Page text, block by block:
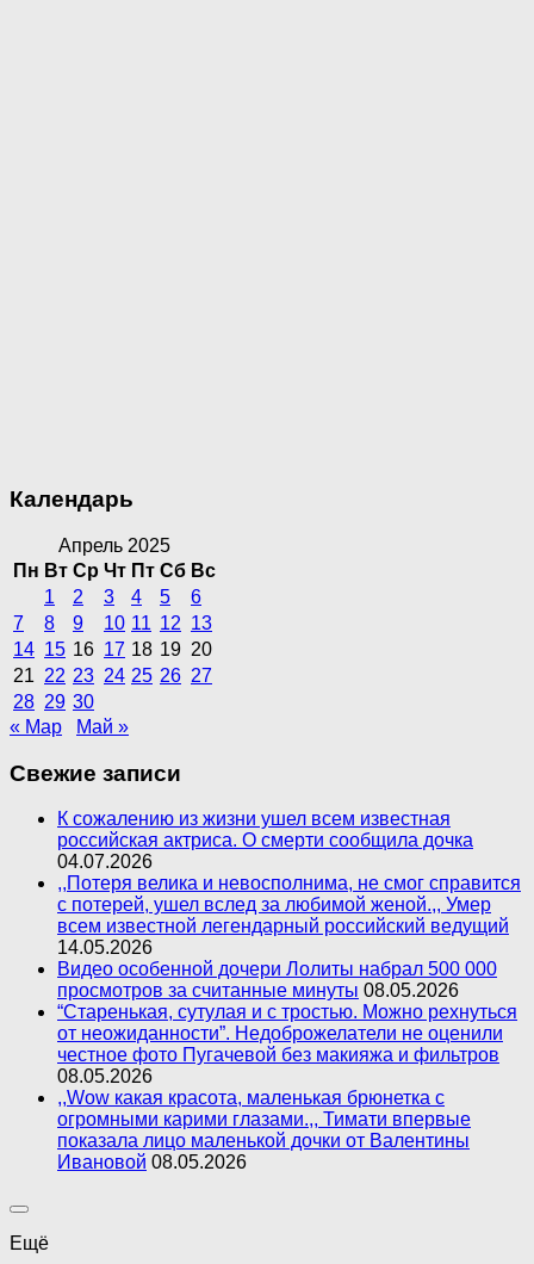
Календарь
Апрель 2025
Пн Вт Ср Чт Пт Сб Вс
1
2 3 4 5
6
7
8 9 10 11 12 13
14 15 16 17 18 19 20
21 22 23 24 25 26 27
28 29 30
« Мар
Май »
Свежие записи
К сожалению из жизни ушел всем известная
российская актриса. О смерти сообщила дочка
04.07.2026
,,Потеря велика и невосполнима, не смог справится
с потерей, ушел вслед за любимой женой.,, Умер
всем известной легендарный российский ведущий
14.05.2026
Видео особенной дочери Лолиты набрал 500 000
просмотров за считанные минуты 08.05.2026
“Старенькая, сутулая и с тростью. Можно рехнуться
от неожиданности”. Недоброжелатели не оценили
честное фото Пугачевой без макияжа и фильтров
08.05.2026
,,Wow какая красота, маленькая брюнетка с
огромными карими глазами.,, Тимати впервые
показала лицо маленькой дочки от Валентины
Ивановой 08.05.2026
Ещё